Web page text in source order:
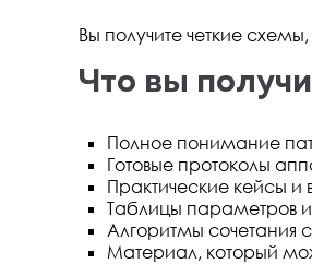
Вы получите четкие
Что вы
Полное понимание
Готовые протоколы
Практические кейсы
Таблицы параметров
Алгоритмы
Материал, который